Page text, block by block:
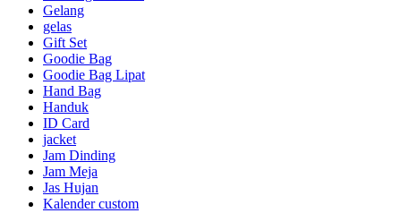
Gelang
gelas
Gift Set
Goodie Bag
Goodie Bag Lipat
Hand Bag
Handuk
ID Card
jacket
Jam Dinding
Jam Meja
Jas Hujan
Kalender custom